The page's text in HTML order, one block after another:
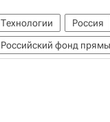
Технологии Россия
Российский фонд